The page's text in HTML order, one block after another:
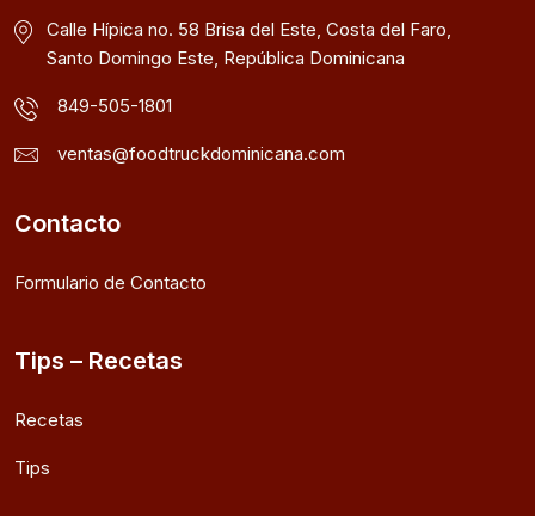
Calle Hípica no. 58 Brisa del Este, Costa del Faro,
Santo Domingo Este, República Dominicana
849-505-1801
ventas@foodtruckdominicana.com
Contacto
Formulario de Contacto
Tips – Recetas
Recetas
Tips